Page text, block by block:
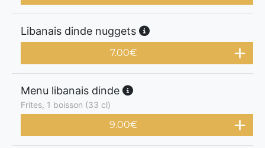
Libanais dinde nuggets
7.00€
Menu libanais dinde
Frites, 1 boisson (33 cl)
9.00€